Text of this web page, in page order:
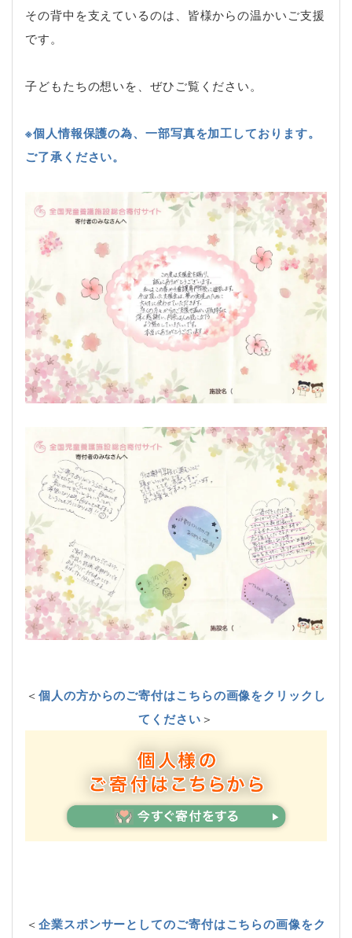
その背中を支えているのは、皆様からの温かいご支援
です。
子どもたちの想いを、ぜひご覧ください。
※個人情報保護の為、一部写真を加工しております。
ご了承ください。
＜個人の方からのご寄付はこちらの画像をクリックし
てください＞
＜企業スポンサーとしてのご寄付はこちらの画像をク